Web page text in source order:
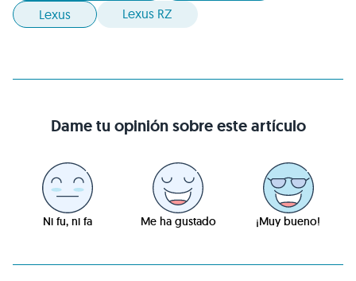
Lexus
Lexus RZ
Dame tu opinión sobre este artículo
Ni fu, ni fa Me ha gustado ¡Muy bueno!